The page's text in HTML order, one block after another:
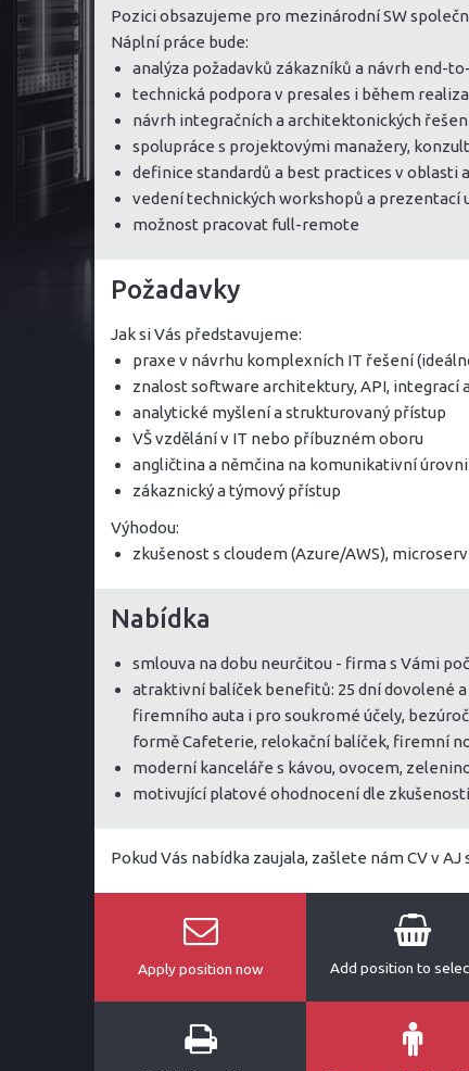
Pozici obsazujeme pro mezinárodní SW
Náplní práce bude:
analýza požadavků zákazníků a návrh end-
technická podpora v presales i během
návrh integračních a architektonických
spolupráce s projektovými manažery,
definice standardů a best practices v oblasti
vedení technických workshopů a prezentací
možnost pracovat full-remote
Požadavky
Jak si Vás představujeme:
praxe v návrhu komplexních IT řešení
znalost software architektury, API, integrací
analytické myšlení a strukturovaný přístup
VŠ vzdělání v IT nebo příbuzném oboru
angličtina a němčina na komunikativní úrovni
zákaznický a týmový přístup
Výhodou:
zkušenost s cloudem (Azure/AWS),
Nabídka
smlouva na dobu neurčitou - firma s Vámi
atraktivní balíček benefitů: 25 dní dovolené
firemního auta i pro soukromé účely,
formě Cafeterie, relokační balíček, firemní
moderní kanceláře s kávou, ovocem,
motivující platové ohodnocení dle zkušeností
Pokud Vás nabídka zaujala, zašlete nám CV v
Apply position now Add position to